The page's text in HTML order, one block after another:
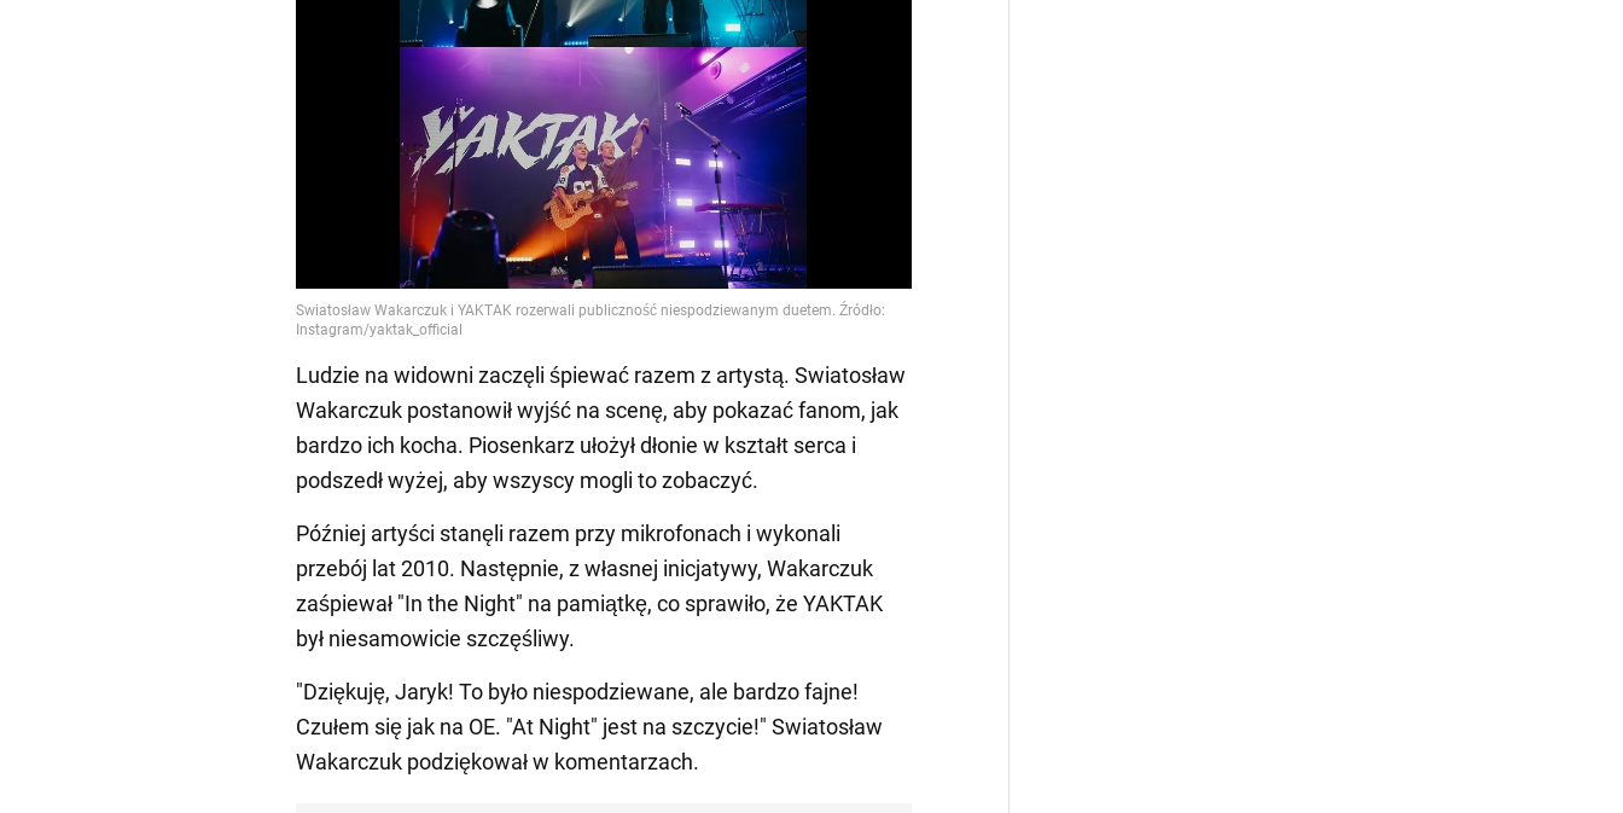
Video
Ludzie na widowni zaczęli śpiewać razem z artystą. Swiatosław
Wakarczuk postanowił wyjść na scenę, aby pokazać fanom, jak
bardzo ich kocha. Piosenkarz ułożył dłonie w kształt serca i
podszedł wyżej, aby wszyscy mogli to zobaczyć.
Później artyści stanęli razem przy mikrofonach i wykonali
przebój lat 2010. Następnie, z własnej inicjatywy, Wakarczuk
zaśpiewał "In the Night" na pamiątkę, co sprawiło, że YAKTAK
był niesamowicie szczęśliwy.
"Dziękuję, Jaryk! To było niespodziewane, ale bardzo fajne!
Czułem się jak na OE. "At Night" jest na szczycie!" Swiatosław
Wakarczuk podziękował w komentarzach.